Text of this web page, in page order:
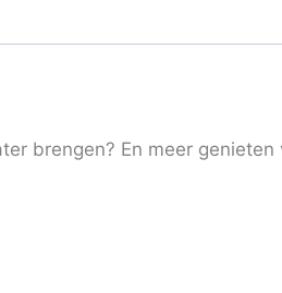
brengen? En meer genieten